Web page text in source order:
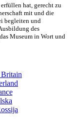
hat, gerecht zu
mit und die
begleiten und
des
Museum in Wort und